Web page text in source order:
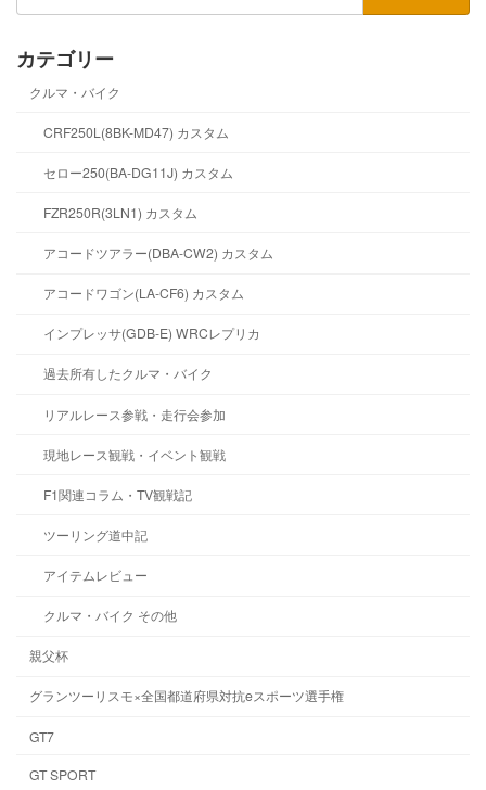
カテゴリー
クルマ・バイク
CRF250L(8BK-MD47) カスタム
セロー250(BA-DG11J) カスタム
FZR250R(3LN1) カスタム
アコードツアラー(DBA-CW2) カスタム
アコードワゴン(LA-CF6) カスタム
インプレッサ(GDB-E) WRCレプリカ
過去所有したクルマ・バイク
リアルレース参戦・走行会参加
現地レース観戦・イベント観戦
F1関連コラム・TV観戦記
ツーリング道中記
アイテムレビュー
クルマ・バイク その他
親父杯
グランツーリスモ×全国都道府県対抗eスポーツ選手権
GT7
GT SPORT